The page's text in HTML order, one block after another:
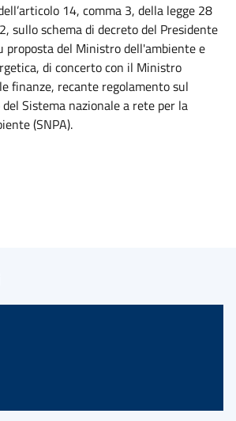
14, comma 3, della legge 28
sullo schema di decreto del Presidente
proposta del Ministro dell'ambiente e
di concerto con il Ministro
finanze, recante regolamento sul
Sistema nazionale a rete per la
(SNPA).